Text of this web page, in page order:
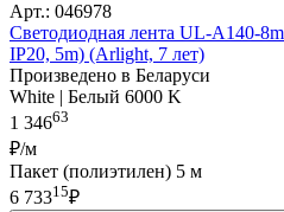
Арт.: 046978
Светодиодная лента UL-A140-
IP20, 5m) (Arlight, 7 лет)
Произведено в Беларуси
White | Белый 6000 K
1 34663
₽/м
Пакет (полиэтилен) 5 м
6 73315₽